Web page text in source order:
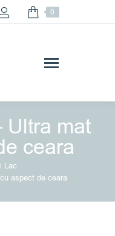
0
Ultra mat
ceara
Lac
aspect de ceara